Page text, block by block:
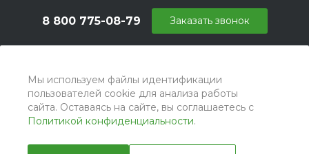
Мы используем файлы идентификации
пользователей cookie для анализа работы
сайта. Оставаясь на сайте, вы соглашаетесь с
Политикой конфиденциальности.
8 800 775-08-79
г. Москва, БЦ Вятский, ул. Вятская д.70, офис 715
Заказать звонок